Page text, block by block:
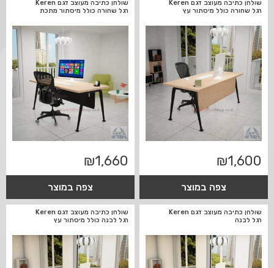
שולחן כתיבה מעוצב דגם Keren
רגל שחורה כולל מיסתור עץ
₪1,600
צפה במוצר
שולחן כתיבה מעוצב דגם Keren
רגל שחורה כולל מיסתור מתכת
₪1,660
צפה במוצר
שולחן כתיבה מעוצב דגם Keren
רגל לבנה
שולחן כתיבה מעוצב דגם Keren
רגל לבנה כולל מיסתור עץ